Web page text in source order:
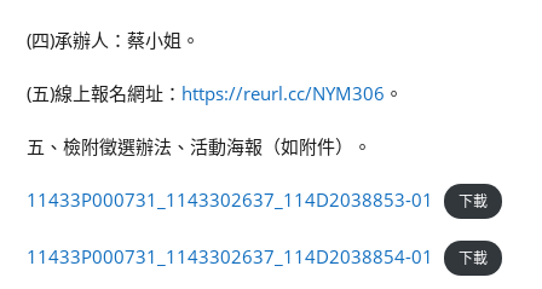
(四)承辦人：蔡小姐。
(五)線上報名網址： https://reurl.cc/NYM306 。
五、檢附徵選辦法、活動海報（如附件）。
11433P000731_1143302637_114D2038853-01 下載
11433P000731_1143302637_114D2038854-01 下載